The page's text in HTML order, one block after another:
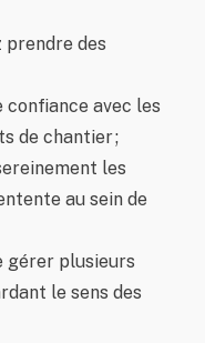
prendre des
confiance avec les
de chantier ;
les
au sein de
gérer plusieurs
le sens des